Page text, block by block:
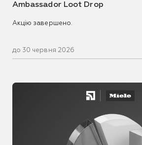
Ambassador Loot Drop
Акцію завершено.
до 30 червня 2026